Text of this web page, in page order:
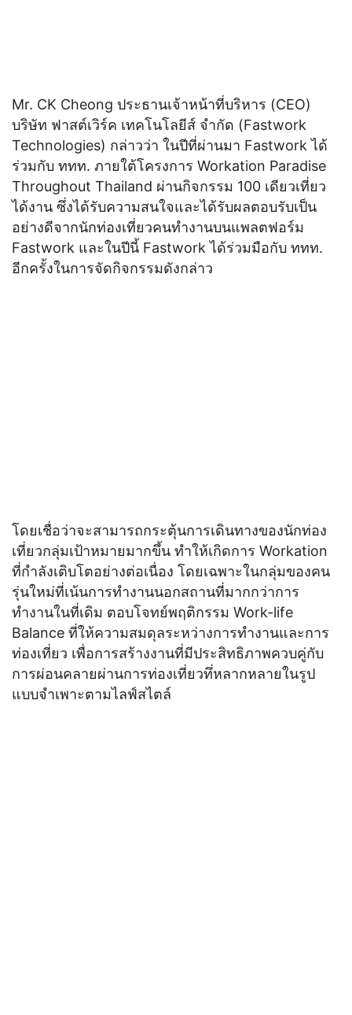
Mr. CK Cheong ประธานเจ้าหน้าที่บริหาร (CEO)
บริษัท ฟาสต์เวิร์ค เทคโนโลยีส์ จำกัด (Fastwork
Technologies) กล่าวว่า ในปีที่ผ่านมา Fastwork ได้
ร่วมกับ ททท. ภายใต้โครงการ Workation Paradise
Throughout Thailand ผ่านกิจกรรม 100 เดียวเที่ยว
ได้งาน ซึ่งได้รับความสนใจและได้รับผลตอบรับเป็น
อย่างดีจากนักท่องเที่ยวคนทำงานบนแพลตฟอร์ม
Fastwork และในปีนี้ Fastwork ได้ร่วมมือกับ ททท.
อีกครั้งในการจัดกิจกรรมดังกล่าว
โดยเชื่อว่าจะสามารถกระตุ้นการเดินทางของนักท่อง
เที่ยวกลุ่มเป้าหมายมากขึ้น ทำให้เกิดการ Workation
ที่กำลังเติบโตอย่างต่อเนื่อง โดยเฉพาะในกลุ่มของคน
รุ่นใหม่ที่เน้นการทำงานนอกสถานที่มากกว่าการ
ทำงานในที่เดิม ตอบโจทย์พฤติกรรม Work-life
Balance ที่ให้ความสมดุลระหว่างการทำงานและการ
ท่องเที่ยว เพื่อการสร้างงานที่มีประสิทธิภาพควบคู่กับ
การผ่อนคลายผ่านการท่องเที่ยวทึ่หลากหลายในรูป
แบบจำเพาะตามไลฟ์สไตล์